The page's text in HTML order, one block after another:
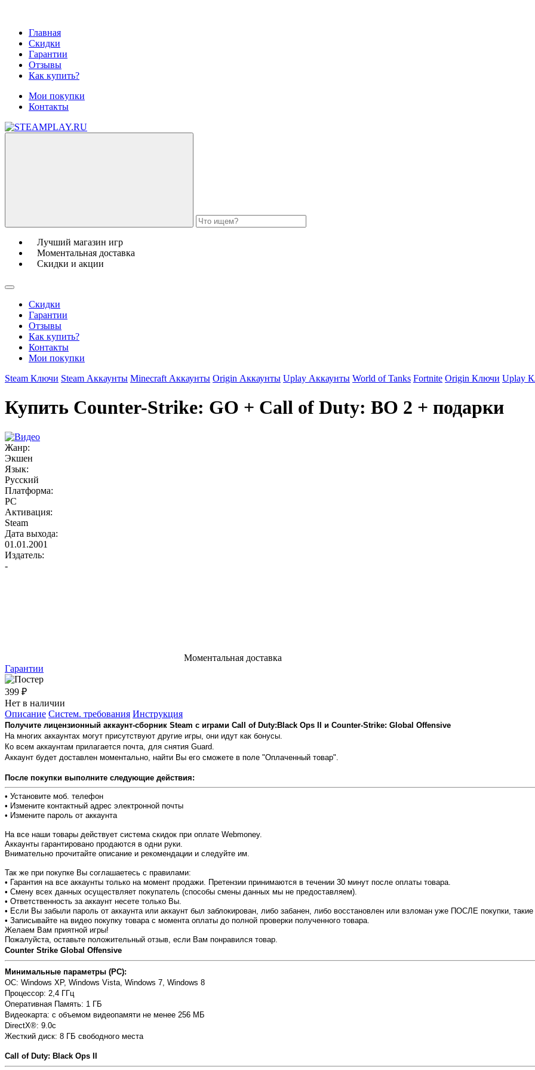
Главная
Скидки
Гарантии
Отзывы
Как купить?
Мои покупки
Контакты
Лучший магазин игр
Моментальная доставка
Скидки и акции
Скидки
Гарантии
Отзывы
Как купить?
Контакты
Мои покупки
Steam Ключи Steam Аккаунты Minecraft Аккаунты Origin Аккаунты Uplay Аккаунты World of Tanks Fortnite Origin Ключи Uplay
Купить Counter-Strike: GO + Call of Duty: BO 2 + подарки
Жанр:
Экшен
Язык:
Русский
Платформа:
PC
Активация:
Steam
Дата выхода:
01.01.2001
Издатель:
-
Моментальная доставка
Гарантии
399 ₽
Нет в наличии
Описание Систем. требования Инструкция
Получите лицензионный аккаунт-сборник Steam с играми Call of Duty:Black Ops II и Counter-Strike: Global Offensive
На многих аккаунтах могут присутствуют другие игры, они идут как бонусы.
Ко всем аккаунтам прилагается почта, для снятия Guard.
Аккаунт будет доставлен моментально, найти Вы его сможете в поле "Оплаченный товар".
После покупки выполните следующие действия:
• Установите моб. телефон
• Измените контактный адрес электронной почты
• Измените пароль от аккаунта
На все наши товары действует система скидок при оплате Webmoney.
Аккаунты гарантировано продаются в одни руки.
Внимательно прочитайте описание и рекомендации и следуйте им.
Так же при покупке Вы соглашаетесь с правилами:
• Гарантия на все аккаунты только на момент продажи. Претензии принимаются в течении 30 минут после оплаты товара.
• Смену всех данных осуществляет покупатель (способы смены данных мы не предоставляем).
• Ответственность за аккаунт несете только Вы.
• Если Вы забыли пароль от аккаунта или аккаунт был заблокирован, либо забанен, либо восстановлен или взломан уже ПОСЛЕ покупки,
• Записывайте на видео покупку товара с момента оплаты до полной проверки полученного товара.
Желаем Вам приятной игры!
Пожалуйста, оставьте положительный отзыв, если Вам понравился товар.
Counter Strike Global Offensive
Минимальные параметры (PC):
OC: Windows XP, Windows Vista, Windows 7, Windows 8
Процессор: 2,4 ГГц
Оперативная Память: 1 ГБ
Видеокарта: с объемом видеопамяти не менее 256 МБ
DirectX®: 9.0с
Жесткий диск: 8 ГБ свободного места
Call of Duty: Black Ops II